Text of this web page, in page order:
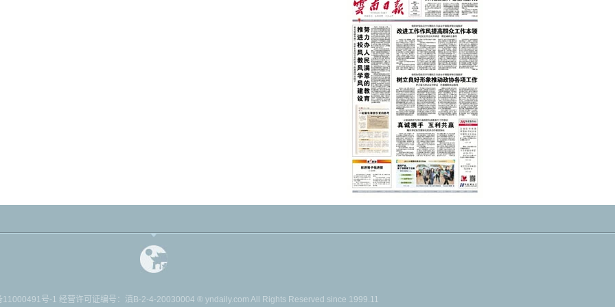
11000491号-1 经营许可证编号：滇B-2-4-20030004 ® yndaily.com All Rights Reserved since 1999.11